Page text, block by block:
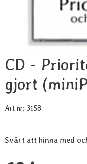
CD -
gjort
Art nr: 3158
Svårt att hinna med